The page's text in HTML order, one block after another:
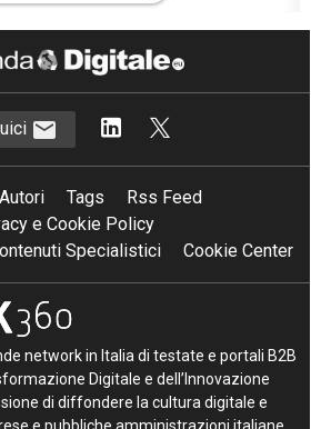
Autori Tags
Rss Feed
e Cookie Policy
Specialistici
Cookie Center
network in Italia di testate e portali B2B
Digitale e dell’Innovazione
di diffondere la cultura digitale e
e pubbliche amministrazioni italiane.